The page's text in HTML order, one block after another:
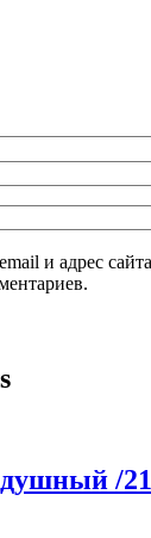
и адрес
/